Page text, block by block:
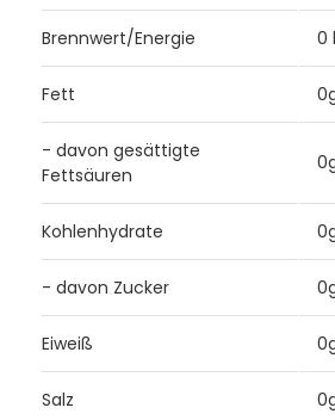
Brennwert/Energie 0
Fett
- davon gesättigte
Fettsäuren
Kohlenhydrate
- davon Zucker
Eiweiß
Salz